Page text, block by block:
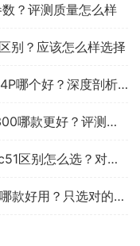
？评测质量怎么样
别？应该怎么样选择
「买前须知」长虹43D4PF和50D4P哪个好？深度剖析功能区别
经验解析卡萨帝k65e50和k65m300哪款更好？评测结果不看后悔
用后体验分享海尔lu75c61和lu75c51区别怎么选？对比哪款性价比更高
深入解读海信32v1f与32e2f区别 哪款好用？只选对的不选贵的